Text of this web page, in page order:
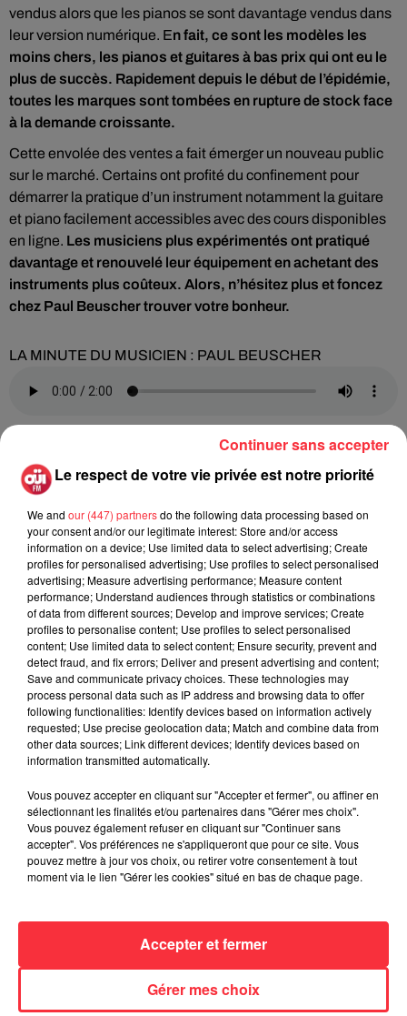
vendus alors que les pianos se sont davantage vendus dans
leur version numérique. En fait, ce sont les modèles les
moins chers, les pianos et guitares à bas prix qui ont eu le
plus de succès. Rapidement depuis le début de l’épidémie,
toutes les marques sont tombées en rupture de stock face
à la demande croissante.
Cette envolée des ventes a fait émerger un nouveau public
sur le marché. Certains ont profité du confinement pour
démarrer la pratique d’un instrument notamment la guitare
et piano facilement accessibles avec des cours disponibles
en ligne. Les musiciens plus expérimentés ont pratiqué
davantage et renouvelé leur équipement en achetant des
instruments plus coûteux. Alors, n’hésitez plus et foncez
chez Paul Beuscher trouver votre bonheur.
LA MINUTE DU MUSICIEN : PAUL BEUSCHER
Cet élément est masqué compte-tenu du refus du
dépôt de cookies que vous avez exprimé. Si vous
souhaitez l'afficher, merci de nous donner votre accord
en cliquant sur le bouton ci-dessous.
Afficher l'élément
Rock News
La version réécrite de « Beautiful Day »
Weezer prépare la sortie de son nouvel
Queens of the Stone Age lance une ligne
Le respect de votre vie privée est notre priorité
We and our (447) partnersdo the following data processing based on
your consent and/or our legitimate interest: Store and/or access
information on a device; Use limited data to select advertising; Create
profiles for personalised advertising; Use profiles to select personalised
advertising; Measure advertising performance; Measure content
performance; Understand audiences through statistics or combinations
of data from different sources; Develop and improve services; Create
profiles to personalise content; Use profiles to select personalised
content; Use limited data to select content; Ensure security, prevent and
detect fraud, and fix errors; Deliver and present advertising and content;
Save and communicate privacy choices. These technologies may
process personal data such as IP address and browsing data to offer
following functionalities: Identify devices based on information actively
requested; Use precise geolocation data; Match and combine data from
other data sources; Link different devices; Identify devices based on
information transmitted automatically.
Vous pouvez accepter en cliquant sur "Accepter et fermer", ou affiner en
sélectionnant les finalités et/ou partenaires dans "Gérer mes choix".
Vous pouvez également refuser en cliquant sur "Continuer sans
accepter". Vos préférences ne s'appliqueront que pour ce site. Vous
pouvez mettre à jour vos choix, ou retirer votre consentement à tout
moment via le lien "Gérer les cookies" situé en bas de chaque page.
Gérer mes choix
Accepter et fermer
Continuer sans accepter